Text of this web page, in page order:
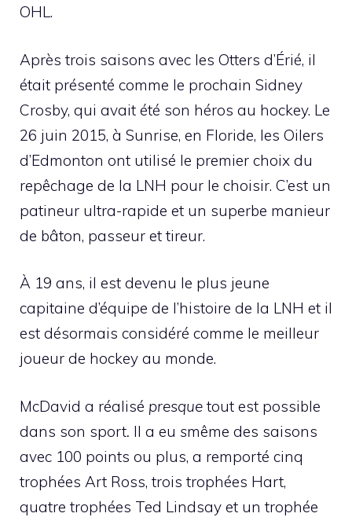
OHL.
Après trois saisons avec les Otters d’Érié, il
était présenté comme le prochain Sidney
Crosby, qui avait été son héros au hockey. Le
26 juin 2015, à Sunrise, en Floride, les Oilers
d’Edmonton ont utilisé le premier choix du
repêchage de la LNH pour le choisir. C’est un
patineur ultra-rapide et un superbe manieur
de bâton, passeur et tireur.
À 19 ans, il est devenu le plus jeune
capitaine d’équipe de l’histoire de la LNH et il
est désormais considéré comme le meilleur
joueur de hockey au monde.
McDavid a réalisé presque tout est possible
dans son sport. Il a eu smême des saisons
avec 100 points ou plus, a remporté cinq
trophées Art Ross, trois trophées Hart,
quatre trophées Ted Lindsay et un trophée